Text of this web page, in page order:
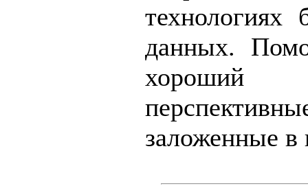
технологиях
данных.
хороший
заложенные в